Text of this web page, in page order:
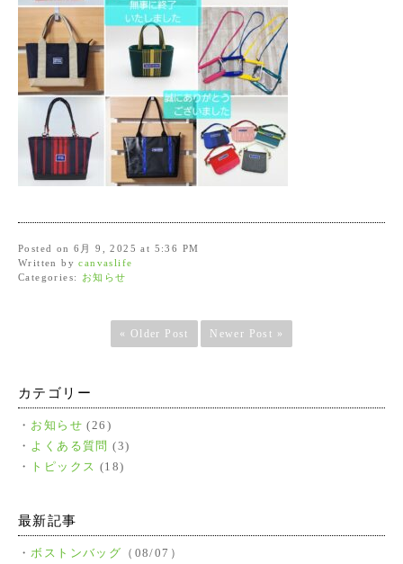
Posted on 6月 9, 2025 at 5:36 PM
Written bycanvaslife
Categories: お知らせ
« Older Post Newer Post »
カテゴリー
お知らせ (26)
よくある質問 (3)
トピックス (18)
最新記事
ボストンバッグ （08/07）